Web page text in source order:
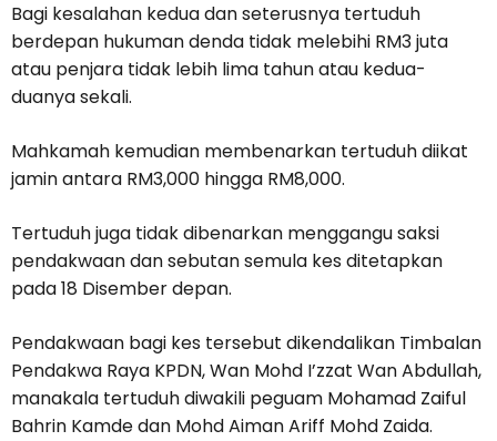
Bagi kesalahan kedua dan seterusnya tertuduh
berdepan hukuman denda tidak melebihi RM3 juta
atau penjara tidak lebih lima tahun atau kedua-
duanya sekali.
Mahkamah kemudian membenarkan tertuduh diikat
jamin antara RM3,000 hingga RM8,000.
Tertuduh juga tidak dibenarkan menggangu saksi
pendakwaan dan sebutan semula kes ditetapkan
pada 18 Disember depan.
Pendakwaan bagi kes tersebut dikendalikan Timbalan
Pendakwa Raya KPDN, Wan Mohd I’zzat Wan Abdullah,
manakala tertuduh diwakili peguam Mohamad Zaiful
Bahrin Kamde dan Mohd Aiman Ariff Mohd Zaida.